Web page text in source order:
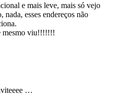
e mais leve, mais só vejo
nada, esses endereços não
mesmo viu!!!!!!!
…